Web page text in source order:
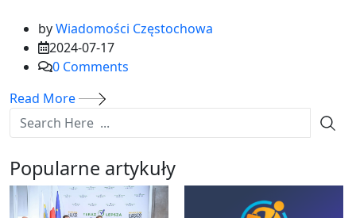
byWiadomości Częstochowa
2024-07-17
0 Comments
Read More
Popularne artykuły